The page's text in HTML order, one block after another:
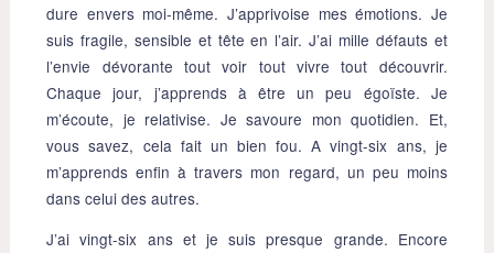
dure envers moi-même. J’apprivoise mes émotions. Je
suis fragile, sensible et tête en l’air. J’ai mille défauts et
l’envie dévorante tout voir tout vivre tout découvrir.
Chaque jour, j’apprends à être un peu égoïste. Je
m’écoute, je relativise. Je savoure mon quotidien. Et,
vous savez, cela fait un bien fou. A vingt-six ans, je
m’apprends enfin à travers mon regard, un peu moins
dans celui des autres.
J’ai vingt-six ans et je suis presque grande. Encore